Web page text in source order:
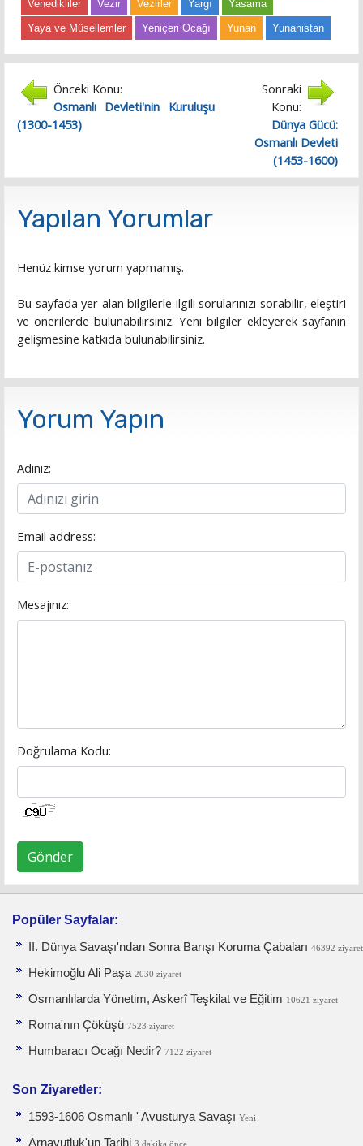
Venedikliler
Vezir Vezirler Yargı
Yasama
Yaya ve Müsellemler
Yeniçeri Ocağı Yunan Yunanistan
Önceki Konu:
Osmanlı Devleti'nin Kuruluşu
(1300-1453)
Sonraki
Konu:
Dünya Gücü:
Osmanlı Devleti
(1453-1600)
Yapılan Yorumlar
Henüz kimse yorum yapmamış.
Bu sayfada yer alan bilgilerle ilgili sorularınızı sorabilir, eleştiri
ve önerilerde bulunabilirsiniz. Yeni bilgiler ekleyerek sayfanın
gelişmesine katkıda bulunabilirsiniz.
Yorum Yapın
Adınız:
Email address:
Mesajınız:
Doğrulama Kodu:
Gönder
Popüler Sayfalar:
II. Dünya Savaşı'ndan Sonra Barışı Koruma Ça­baları 46392 ziyaret
Hekimoğlu Ali Paşa 2030 ziyaret
Osmanlılarda Yönetim, Askerî Teşkilat ve Eğitim 10621 ziyaret
Roma'nın Çöküşü 7523 ziyaret
Humbaracı Ocağı Nedir? 7122 ziyaret
Son Ziyaretler:
1593-1606 Osmanlı ' Avusturya Savaşı Yeni
Arnavutluk'un Tarihi